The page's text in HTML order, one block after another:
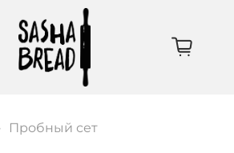
Пробный сет